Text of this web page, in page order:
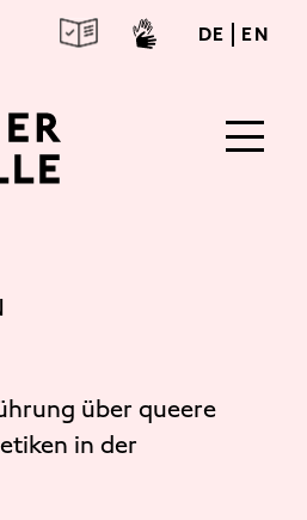
Direkt zum Inhalt
DE deutsch
EN
über queere
in der